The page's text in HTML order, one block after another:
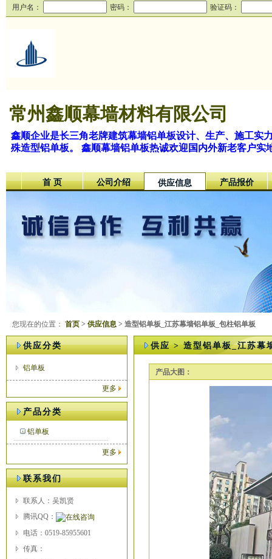
用户名： 密码： 验证码：
常州鑫顺幕墙材料有限公司
鑫顺企业是长三角老牌建筑幕墙铝单板设计、生产、施工实
殊造型铝单板。 鑫顺幕墙铝单板热诚欢迎国内外新老客户实
首 页 公司介绍 供应信息 产品报价
您现在的位置： 首页 > 供应信息 > 造型铝单板_江苏幕墙铝单板_包柱铝单板
供应分类
铝单板
更多
产品分类
铝单板
更多
联系我们
联系人：吴凯贤
腾讯QQ：
电话：0519-85955601
传真：
供应 > 造型铝单板_江苏幕
产品大图：